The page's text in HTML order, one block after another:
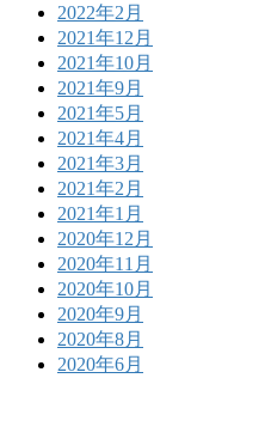
2022年2月
2021年12月
2021年10月
2021年9月
2021年5月
2021年4月
2021年3月
2021年2月
2021年1月
2020年12月
2020年11月
2020年10月
2020年9月
2020年8月
2020年6月